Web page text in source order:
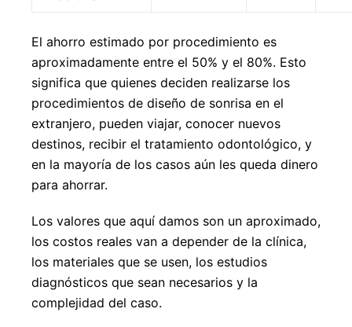
El ahorro estimado por procedimiento es
aproximadamente entre el 50% y el 80%. Esto
significa que quienes deciden realizarse los
procedimientos de diseño de sonrisa en el
extranjero, pueden viajar, conocer nuevos
destinos, recibir el tratamiento odontológico, y
en la mayoría de los casos aún les queda dinero
para ahorrar.
Los valores que aquí damos son un aproximado,
los costos reales van a depender de la clínica,
los materiales que se usen, los estudios
diagnósticos que sean necesarios y la
complejidad del caso.